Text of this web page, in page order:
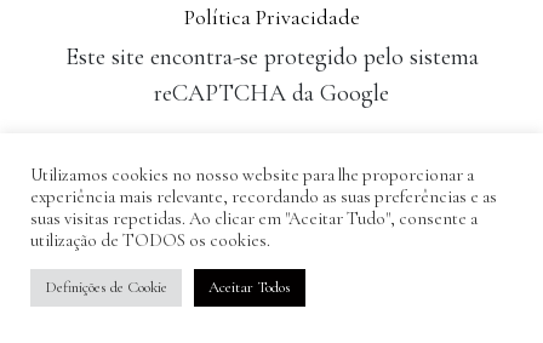
Política Privacidade
Este site encontra-se protegido pelo sistema
reCAPTCHA da Google
Utilizamos cookies no nosso website para lhe proporcionar a
experiência mais relevante, recordando as suas preferências e as
suas visitas repetidas. Ao clicar em "Aceitar Tudo", consente a
utilização de TODOS os cookies.
Definições de Cookie Aceitar Todos